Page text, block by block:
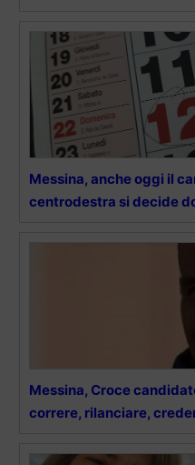
Messina, anche oggi il
centrodestra si decide
Messina, Croce
correre, rilanciare,